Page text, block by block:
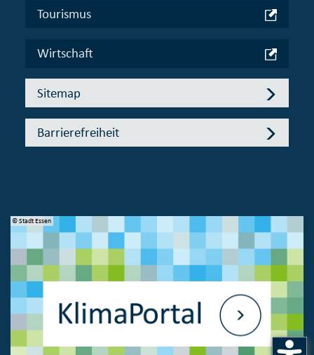
Tourismus
Wirtschaft
Sitemap
Barrierefreiheit
© Stadt Essen